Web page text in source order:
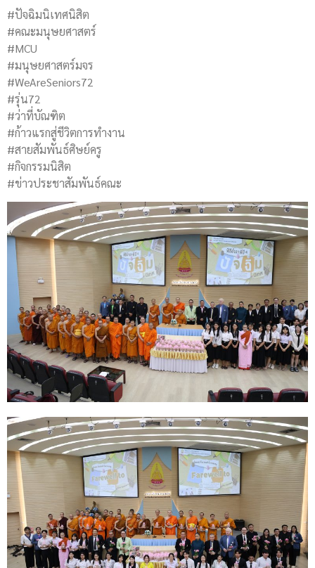
#ปัจฉิมนิเทศนิสิต
#คณะมนุษยศาสตร์
#MCU
#มนุษยศาสตร์มจร
#WeAreSeniors72
#รุ่น72
#ว่าที่บัณฑิต
#ก้าวแรกสู่ชีวิตการทำงาน
#สายสัมพันธ์ศิษย์ครู
#กิจกรรมนิสิต
#ข่าวประชาสัมพันธ์คณะ